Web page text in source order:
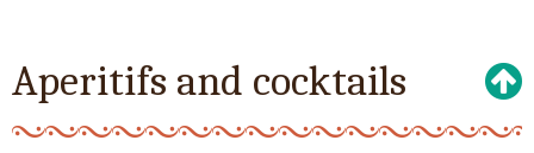
Aperitifs and cocktails